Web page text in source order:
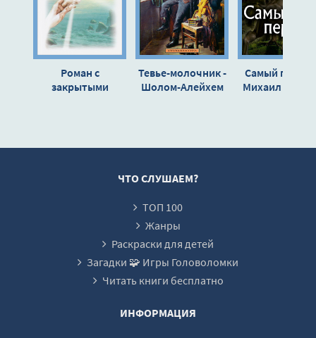
Роман с
закрытыми
Тевье-молочник -
Шолом-Алейхем
Самый
Михаил
ЧТО СЛУШАЕМ?
ТОП 100
Жанры
Раскраски для детей
Загадки 🧩 Игры Головоломки
Читать книги бесплатно
ИНФОРМАЦИЯ